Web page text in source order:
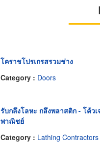
โคราชโปรเกรสรวมช่าง
Category : Doors
รับกลึงโลหะ กลึงพลาสติก - โค้ว
พาณิชย์
Category : Lathing Contractors